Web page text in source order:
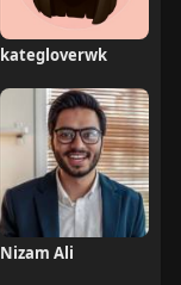
kategloverwk
Nizam Ali